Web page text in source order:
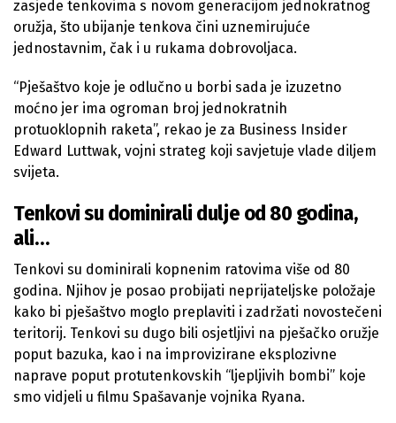
zasjede tenkovima s novom generacijom jednokratnog
oružja, što ubijanje tenkova čini uznemirujuće
jednostavnim, čak i u rukama dobrovoljaca.
“Pješaštvo koje je odlučno u borbi sada je izuzetno
moćno jer ima ogroman broj jednokratnih
protuoklopnih raketa”, rekao je za Business Insider
Edward Luttwak, vojni strateg koji savjetuje vlade diljem
svijeta.
Tenkovi su dominirali dulje od 80 godina,
ali…
Tenkovi su dominirali kopnenim ratovima više od 80
godina. Njihov je posao probijati neprijateljske položaje
kako bi pješaštvo moglo preplaviti i zadržati novostečeni
teritorij. Tenkovi su dugo bili osjetljivi na pješačko oružje
poput bazuka, kao i na improvizirane eksplozivne
naprave poput protutenkovskih “ljepljivih bombi” koje
smo vidjeli u filmu Spašavanje vojnika Ryana.